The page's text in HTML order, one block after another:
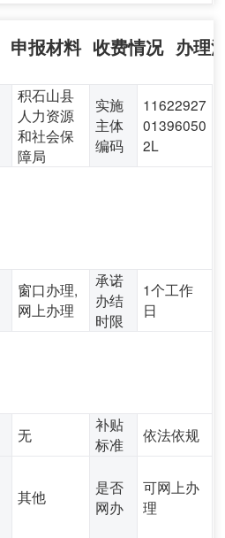
申报材料 收费情况 办理
积石山县
人力资源
和社会保
障局
实施
主体
编码
11622927
01396050
2L
窗口办理,
网上办理
承诺
办结
时限
1个工作
日
无
补贴
标准
依法依规
其他
是否
网办
可网上办
理